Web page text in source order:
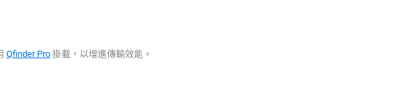
Qfinder Pro 掛載，以增進傳輸效能。